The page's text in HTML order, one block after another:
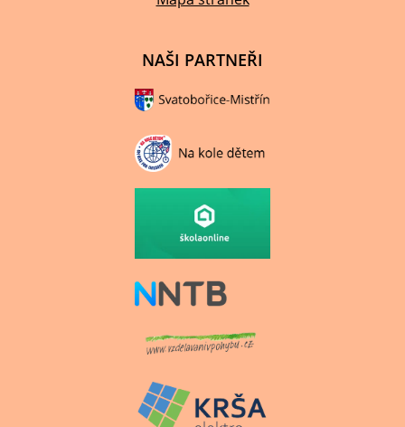
NAŠI PARTNEŘI